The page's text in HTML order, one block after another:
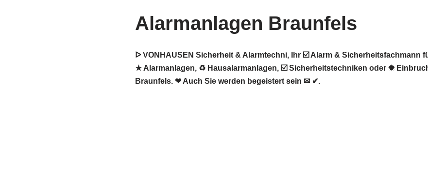
Alarmanlagen Braunfels
ᐅ VONHAUSEN Sicherheit & Alarmtechni, Ihr ☑️ Alarm & Sicherheitsfachmann
★ Alarmanlagen, ♻ Hausalarmanlagen, ☑️ Sicherheitstechniken oder ✹
Braunfels. ❤ Auch Sie werden begeistert sein ✉ ✔.